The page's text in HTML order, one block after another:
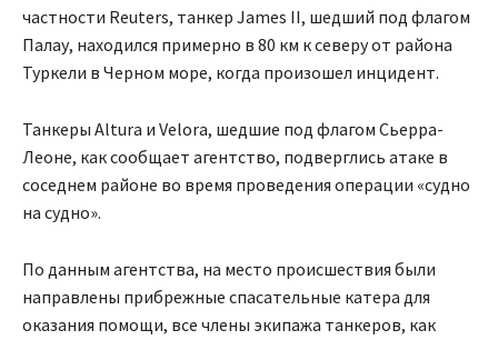
частности Reuters, танкер James II, шедший под флагом
Палау, находился примерно в 80 км к северу от района
Туркели в Черном море, когда произошел инцидент.
Танкеры Altura и Velora, шедшие под флагом Сьерра-
Леоне, как сообщает агентство, подверглись атаке в
соседнем районе во время проведения операции «судно
на судно».
По данным агентства, на место происшествия были
направлены прибрежные спасательные катера для
оказания помощи, все члены экипажа танкеров, как